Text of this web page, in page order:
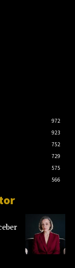
972
923
752
729
575
566